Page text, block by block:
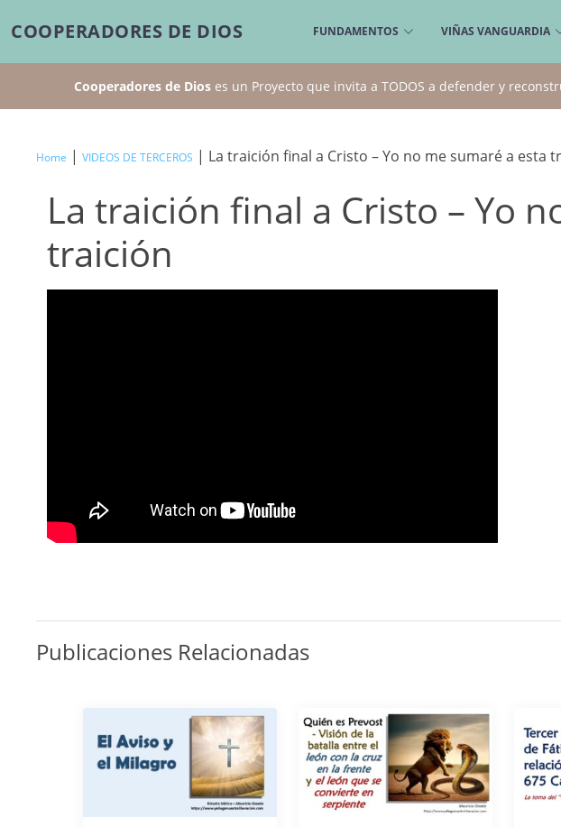
COOPERADORES DE DIOS FUNDAMENTOS VIÑAS VANGUARDIA
Cooperadores de Dios es un Proyecto que invita a TODOS a defender y
Home | VIDEOS DE TERCEROS | La traición final a Cristo – Yo no me sumaré a esta
La traición final a Cristo – Yo
traición
Publicaciones Relacionadas